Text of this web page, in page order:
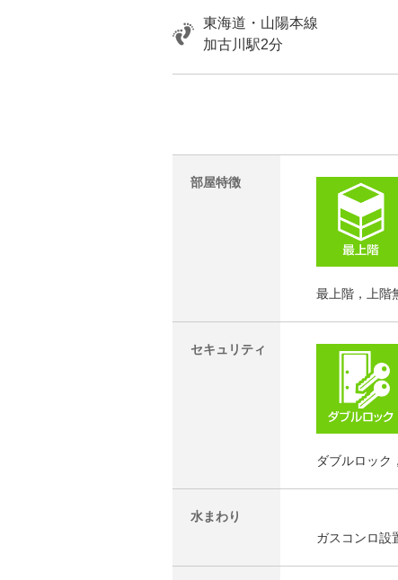
東海道・山陽本線
加古川駅2分
部屋特徴
最上階，上階
セキュリティ
ダブルロック
水まわり
ガスコンロ設